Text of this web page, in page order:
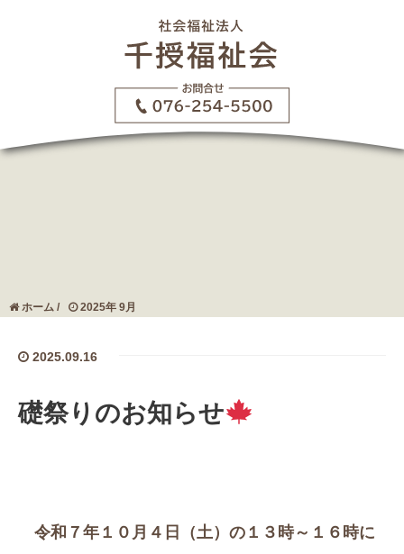
ホーム / 2025年 9月
2025.09.16
礎祭りのお知らせ
令和７年１０月４日（土）の１３時～１６時に